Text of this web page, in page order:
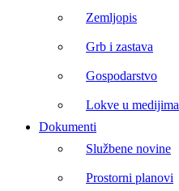
Zemljopis
Grb i zastava
Gospodarstvo
Lokve u medijima
Dokumenti
Službene novine
Prostorni planovi